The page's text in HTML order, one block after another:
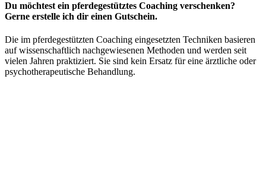
Du möchtest ein pferdegestütztes Coaching verschenken?
Gerne erstelle ich dir einen Gutschein.
Die im pferdegestützten Coaching eingesetzten Techniken basieren
auf wissenschaftlich nachgewiesenen Methoden und werden seit
vielen Jahren praktiziert. Sie sind kein Ersatz für eine ärztliche oder
psychotherapeutische Behandlung.